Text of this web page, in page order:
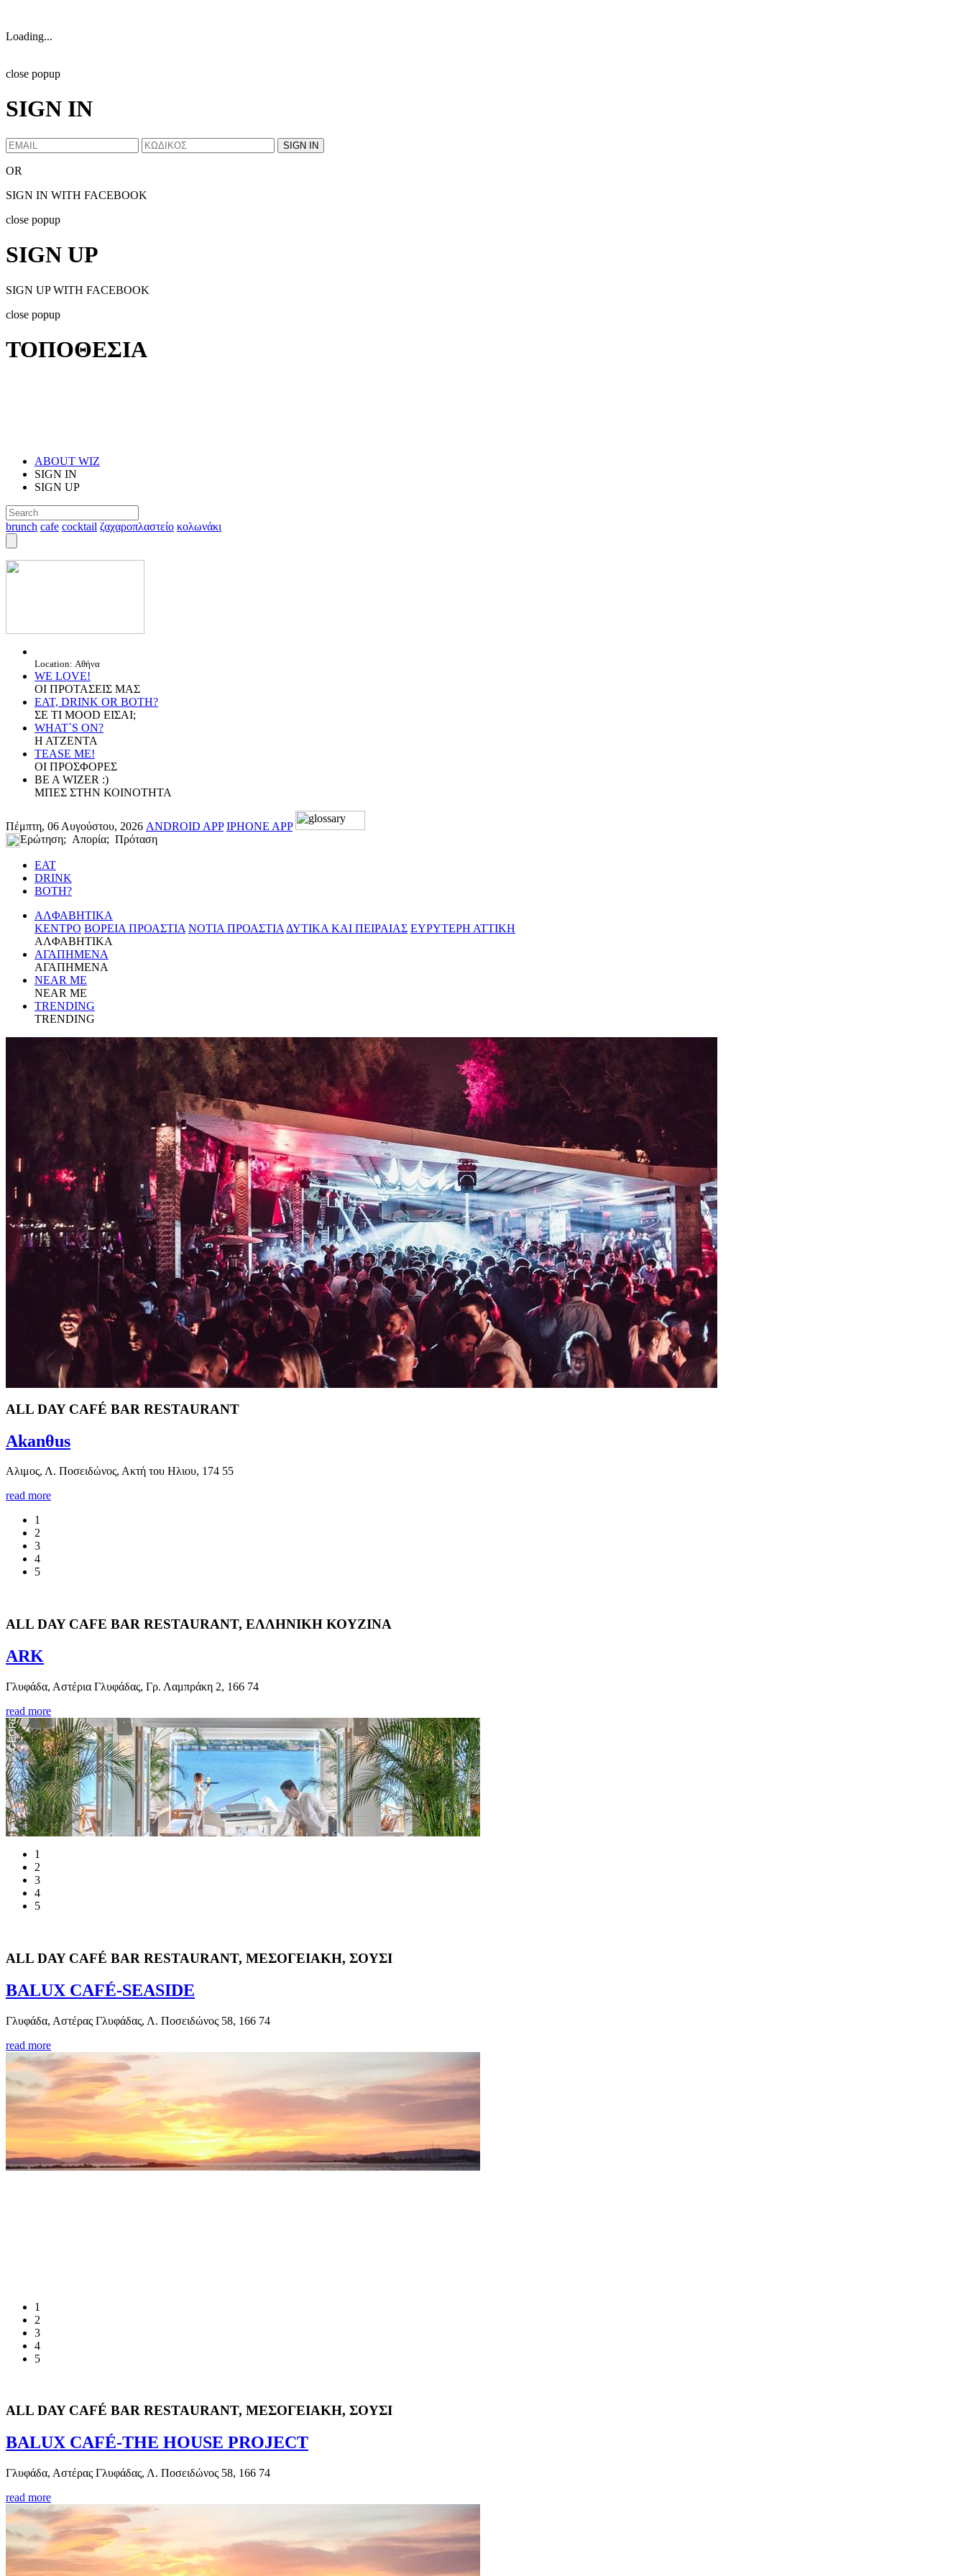
Loading...
close popup
SIGN IN
OR
SIGN IN WITH FACEBOOK
close popup
SIGN UP
SIGN UP WITH FACEBOOK
close popup
ΤΟΠΟΘΕΣΙΑ
ABOUT WIZ
SIGN IN
SIGN UP
brunch cafe cocktail ζαχαροπλαστείο κολωνάκι
Location: Αθήνα
WE LOVE!
ΟΙ ΠΡΟΤΑΣΕΙΣ ΜΑΣ
EAT, DRINK OR BOTH?
ΣΕ ΤΙ MOOD ΕΙΣΑΙ;
WHAT`S ON?
Η ΑΤΖΕΝΤΑ
TEASE ME!
ΟΙ ΠΡΟΣΦΟΡΕΣ
BE A WIZER :)
ΜΠΕΣ ΣΤΗΝ ΚΟΙΝΟΤΗΤΑ
Πέμπτη, 06 Αυγούστου, 2026 ANDROID APP IPHONE APP
Ερώτηση; Απορία; Πρόταση
EAT
DRINK
BOTH?
ΑΛΦΑΒΗΤΙΚΑ
ΚΕΝΤΡΟ ΒΟΡΕΙΑ ΠΡΟΑΣΤΙΑ ΝΟΤΙΑ ΠΡΟΑΣΤΙΑ ΔΥΤΙΚΑ ΚΑΙ ΠΕΙΡΑΙΑΣ ΕΥΡΥΤΕΡΗ ΑΤΤΙΚΗ
ΑΛΦΑΒΗΤΙΚΑ
ΑΓΑΠΗΜΕΝΑ
ΑΓΑΠΗΜΕΝΑ
NEAR ME
NEAR ME
TRENDING
TRENDING
ΑLL DAY CAFÉ BAR RESTAURANT
Akanθus
Aλιμος, Λ. Ποσειδώνος, Ακτή του Ηλιου, 174 55
read more
1
2
3
4
5
ΑLL DAY CAFE BAR RESTAURANT, ΕΛΛΗΝΙΚΗ ΚΟΥΖΙΝΑ
ARK
Γλυφάδα, Αστέρια Γλυφάδας, Γρ. Λαμπράκη 2, 166 74
read more
1
2
3
4
5
ALL DAY CAFÉ BAR RESTAURANT, ΜΕΣΟΓΕΙΑΚΗ, ΣΟΥΣΙ
BALUX CAFÉ-SEASIDE
Γλυφάδα, Αστέρας Γλυφάδας, Λ. Ποσειδώνος 58, 166 74
read more
1
2
3
4
5
ALL DAY CAFÉ BAR RESTAURANT, ΜΕΣΟΓΕΙΑΚΗ, ΣΟΥΣΙ
BALUX CAFÉ-THE HOUSE PROJECT
Γλυφάδα, Αστέρας Γλυφάδας, Λ. Ποσειδώνος 58, 166 74
read more